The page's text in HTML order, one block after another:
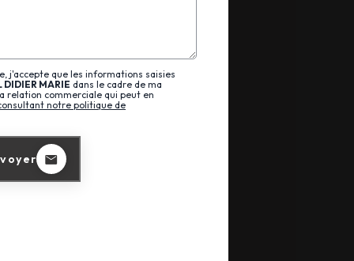
j'accepte que les informations saisies
DIDIER MARIE dans le cadre de ma
relation commerciale qui peut en
notre politique de